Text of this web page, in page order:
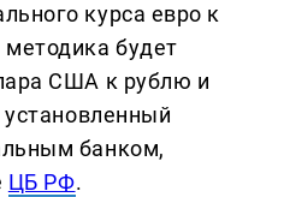
курса евро к
будет
США к рублю и
установленный
банком,
ЦБ РФ.